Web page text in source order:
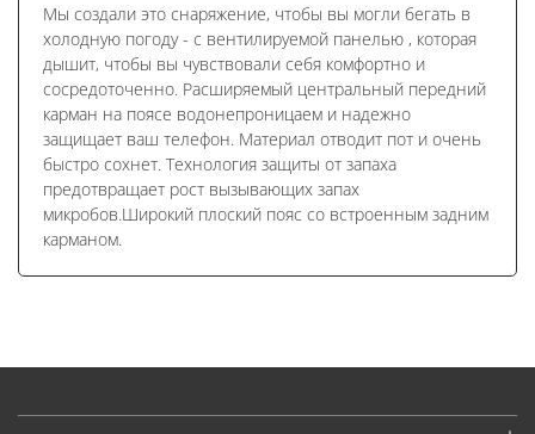
Мы создали это снаряжение, чтобы вы могли бегать в
холодную погоду - с вентилируемой панелью , которая
дышит, чтобы вы чувствовали себя комфортно и
сосредоточенно. Расширяемый центральный передний
карман на поясе водонепроницаем и надежно
защищает ваш телефон. Материал отводит пот и очень
быстро сохнет. Технология защиты от запаха
предотвращает рост вызывающих запах
микробов.Широкий плоский пояс со встроенным задним
карманом.